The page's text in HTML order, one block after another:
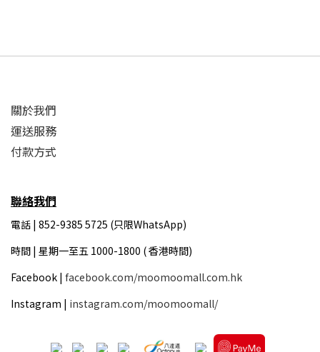
關於我們
運送服務
付款方式
聯絡我們
電話 | 852-9385 5725 (只限WhatsApp)
時間 | 星期一至五 1000-1800 ( 香港時間)
Facebook | facebook.com/moomoomall.com.hk
Instagram | instagram.com/moomoomall/